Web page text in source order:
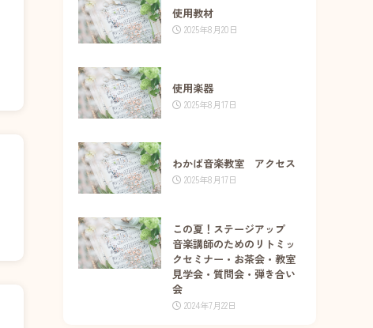
使用教材
2025年8月20日
使用楽器
2025年8月17日
わかば音楽教室 アクセス
2025年8月17日
この夏！ステージアップ
音楽講師のためのリトミッ
クセミナー・お茶会・教室
見学会・質問会・弾き合い
会
2024年7月22日